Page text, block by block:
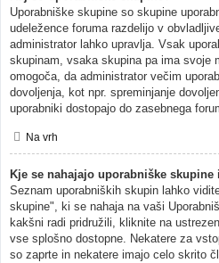
Uporabniške skupine so skupine
udeležence foruma razdelijo v
administrator lahko upravlja. Vsak
skupinam, vsaka skupina pa ima svoje
omogoča, da administrator večim
dovoljenja, kot npr. spreminjanje
uporabniki dostopajo do zasebnega
Na vrh
Kje se nahajajo uporabniške
Seznam uporabniških skupin lahko
skupine", ki se nahaja na vaši
kakšni radi pridružili, kliknite na
vse splošno dostopne. Nekatere za
so zaprte in nekatere imajo celo skrito